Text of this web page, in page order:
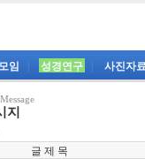
임 성경연구 사진자
지
글 제 목